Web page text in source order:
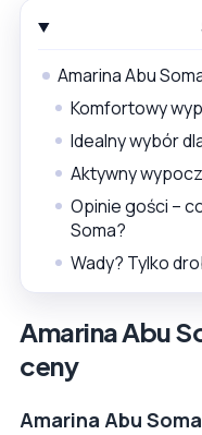
Amarina Abu
Komfortowy
Idealny wybór
Aktywny
Opinie gości –
Soma?
Wady? Tylko
Amarina Abu
ceny
Amarina Abu